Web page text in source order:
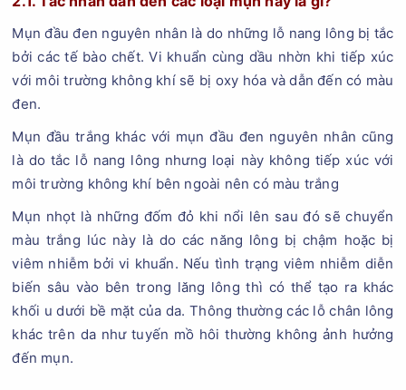
Mụn đầu đen nguyên nhân là do những lỗ nang lông bị tắc
bởi các tế bào chết. Vi khuẩn cùng dầu nhờn khi tiếp xúc
với môi trường không khí sẽ bị oxy hóa và dẫn đến có màu
đen.
Mụn đầu trắng khác với mụn đầu đen nguyên nhân cũng
là do tắc lỗ nang lông nhưng loại này không tiếp xúc với
môi trường không khí bên ngoài nên có màu trắng
Mụn nhọt là những đốm đỏ khi nổi lên sau đó sẽ chuyển
màu trắng lúc này là do các năng lông bị chậm hoặc bị
viêm nhiễm bởi vi khuẩn. Nếu tình trạng viêm nhiễm diễn
biến sâu vào bên trong lăng lông thì có thể tạo ra khác
khối u dưới bề mặt của da. Thông thường các lỗ chân lông
khác trên da như tuyến mồ hôi thường không ảnh hưởng
đến mụn.